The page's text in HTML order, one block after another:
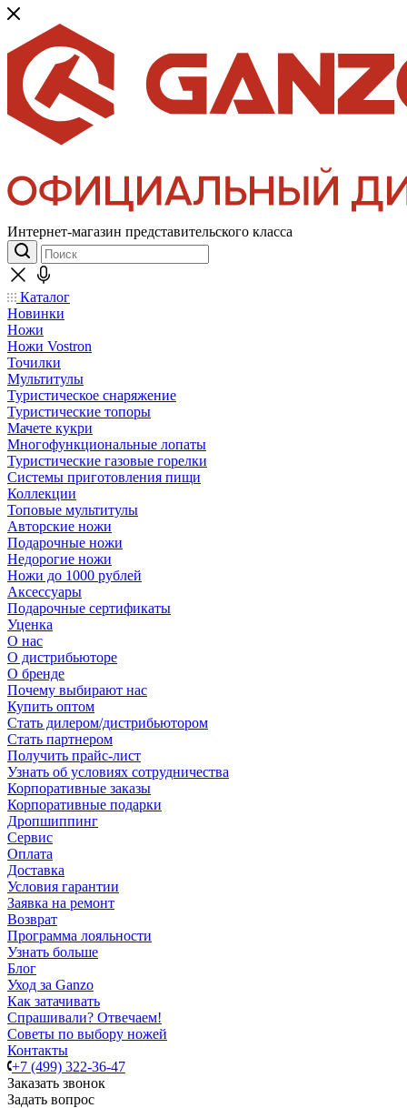
Интернет-магазин представительского класса
Каталог
Новинки
Ножи
Ножи Vostron
Точилки
Мультитулы
Туристическое снаряжение
Туристические топоры
Мачете кукри
Многофункциональные лопаты
Туристические газовые горелки
Системы приготовления пищи
Коллекции
Топовые мультитулы
Авторские ножи
Подарочные ножи
Недорогие ножи
Ножи до 1000 рублей
Аксессуары
Подарочные сертификаты
Уценка
О нас
О дистрибьюторе
О бренде
Почему выбирают нас
Купить оптом
Стать дилером/дистрибьютором
Стать партнером
Получить прайс-лист
Узнать об условиях сотрудничества
Корпоративные заказы
Корпоративные подарки
Дропшиппинг
Сервис
Оплата
Доставка
Условия гарантии
Заявка на ремонт
Возврат
Программа лояльности
Узнать больше
Блог
Уход за Ganzo
Как затачивать
Спрашивали? Отвечаем!
Советы по выбору ножей
Контакты
+7 (499) 322-36-47
Заказать звонок
Задать вопрос